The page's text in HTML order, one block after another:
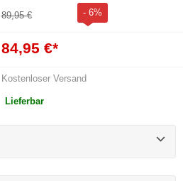
89,95 € - 6%
84,95 €*
Kostenloser Versand
Lieferbar